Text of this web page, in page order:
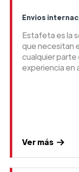
Envios
Estafeta es la
que necesitan
cualquier parte
experiencia en
Ver más